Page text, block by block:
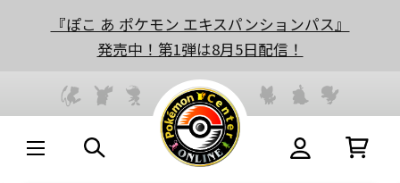
『ぽこ あ ポケモン エキスパンションパス』
発売中！第1弾は8月5日配信！